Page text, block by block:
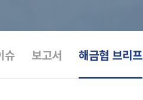
슈 보고서 해금협 브리프